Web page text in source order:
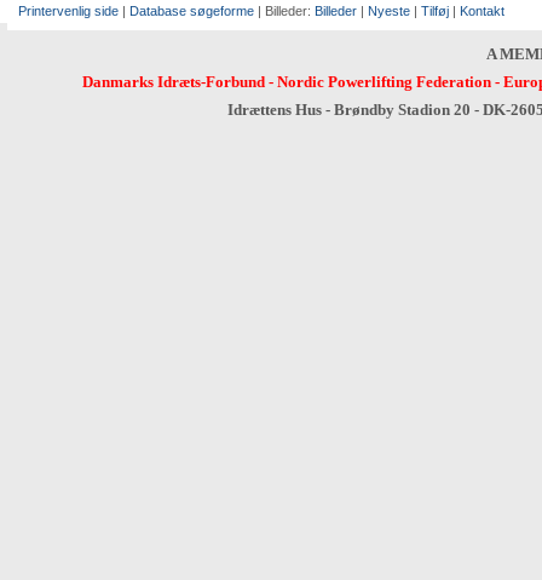
Printervenlig side | Database søgeforme | Billeder: Billeder | Nyeste | Tilføj | Kontakt
A
Danmarks Idræts-Forbund- Nordic Powerlifting Federation-
Idrættens Hus - Brøndby Stadion 20 - DK-